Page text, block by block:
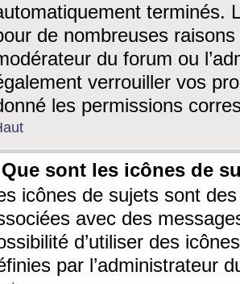
terminés.
de nombreuses
du forum ou
verrouiller vos
les permissions
sont les icônes de
icônes de sujets sont
avec des
d’utiliser des
par l’administrateur